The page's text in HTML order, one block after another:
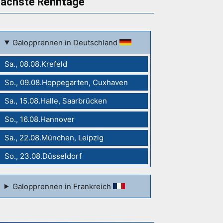
Galopprennen in Deutschland
Sa., 08.08.Krefeld
So., 09.08.Hoppegarten, Cuxhaven
Sa., 15.08.Halle, Saarbrücken
So., 16.08.Hannover
Sa., 22.08.München, Leipzig
So., 23.08.Düsseldorf
Galopprennen in Frankreich